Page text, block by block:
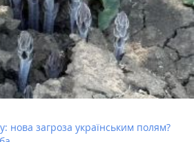
нова загроза українським полям?